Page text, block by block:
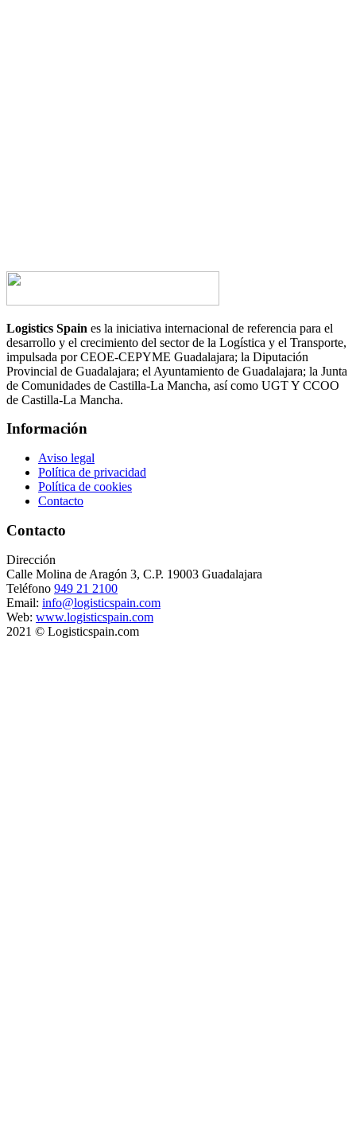
Logistics Spain es la iniciativa internacional de referencia para el
desarrollo y el crecimiento del sector de la Logística y el Transporte,
impulsada por CEOE-CEPYME Guadalajara; la Diputación
Provincial de Guadalajara; el Ayuntamiento de Guadalajara; la Junta
de Comunidades de Castilla-La Mancha, así como UGT Y CCOO
de Castilla-La Mancha.
Información
Aviso legal
Política de privacidad
Política de cookies
Contacto
Contacto
Dirección
Calle Molina de Aragón 3, C.P. 19003 Guadalajara
Teléfono 949 21 2100
Email: info@logisticspain.com
Web: www.logisticspain.com
2021 © Logisticspain.com